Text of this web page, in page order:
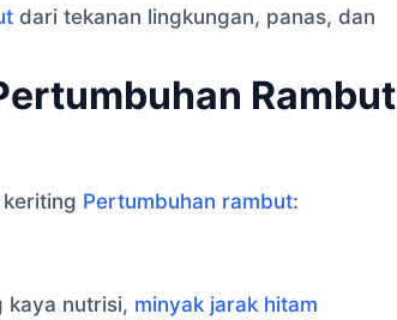
dari tekanan lingkungan, panas, dan
Rambut
Pertumbuhan rambut:
kaya nutrisi, minyak jarak hitam